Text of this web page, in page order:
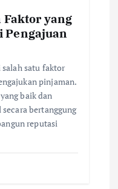
yang
Pengajuan
satu faktor
pinjaman.
baik dan
bertanggung
reputasi